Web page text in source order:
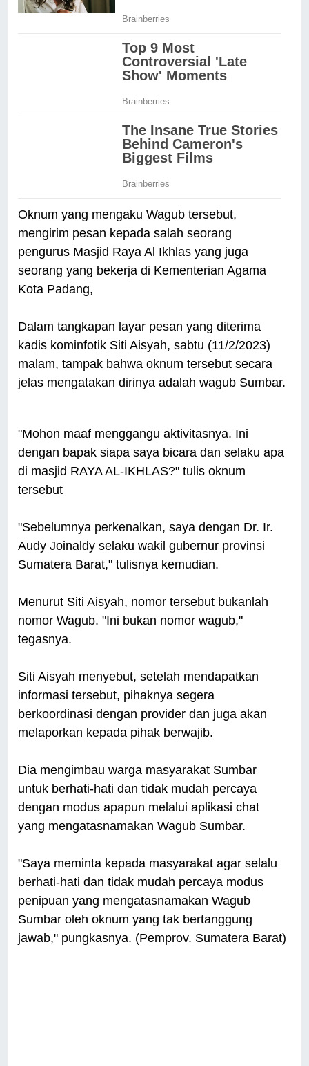
Oknum yang mengaku Wagub tersebut,
mengirim pesan kepada salah seorang
pengurus Masjid Raya Al Ikhlas yang juga
seorang yang bekerja di Kementerian Agama
Kota Padang,
Dalam tangkapan layar pesan yang diterima
kadis kominfotik Siti Aisyah, sabtu (11/2/2023)
malam, tampak bahwa oknum tersebut secara
jelas mengatakan dirinya adalah wagub Sumbar.
"Mohon maaf menggangu aktivitasnya. Ini
dengan bapak siapa saya bicara dan selaku apa
di masjid RAYA AL-IKHLAS?" tulis oknum
tersebut
"Sebelumnya perkenalkan, saya dengan Dr. Ir.
Audy Joinaldy selaku wakil gubernur provinsi
Sumatera Barat," tulisnya kemudian.
Menurut Siti Aisyah, nomor tersebut bukanlah
nomor Wagub. "Ini bukan nomor wagub,"
tegasnya.
Siti Aisyah menyebut, setelah mendapatkan
informasi tersebut, pihaknya segera
berkoordinasi dengan provider dan juga akan
melaporkan kepada pihak berwajib.
Dia mengimbau warga masyarakat Sumbar
untuk berhati-hati dan tidak mudah percaya
dengan modus apapun melalui aplikasi chat
yang mengatasnamakan Wagub Sumbar.
"Saya meminta kepada masyarakat agar selalu
berhati-hati dan tidak mudah percaya modus
penipuan yang mengatasnamakan Wagub
Sumbar oleh oknum yang tak bertanggung
jawab," pungkasnya. (Pemprov. Sumatera Barat)